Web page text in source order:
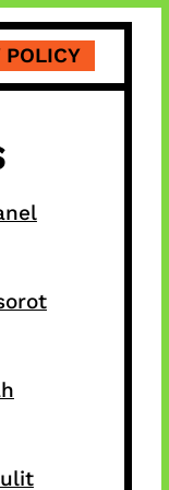
POLICY